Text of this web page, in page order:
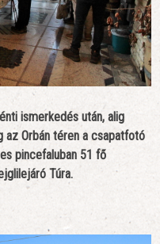
ismerkedés után, alig
az Orbán téren a csapatfotó
pincefaluban 51 fő
Túra.